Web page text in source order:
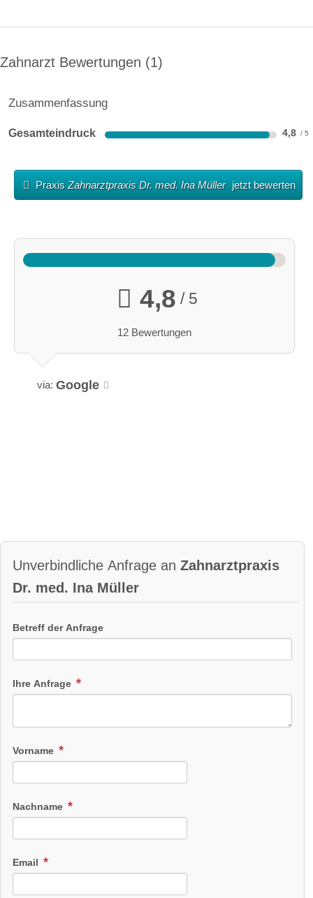
Zahnarzt Bewertungen 1
Zusammenfassung
Gesamteindruck 4,8
Praxis Zahnarztpraxis Dr. med. Ina Müller jetzt bewerten
4,8 / 5
12 Bewertungen
via: Google
Unverbindliche Anfrage an Zahnarztpraxis
Dr. med. Ina Müller
Betreff der Anfrage
Ihre Anfrage
Vorname
Nachname
Email